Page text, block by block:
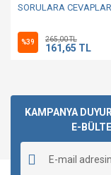
SORULARA
%39 265,00 TL
161,65 TL
KAMPANYA
E-